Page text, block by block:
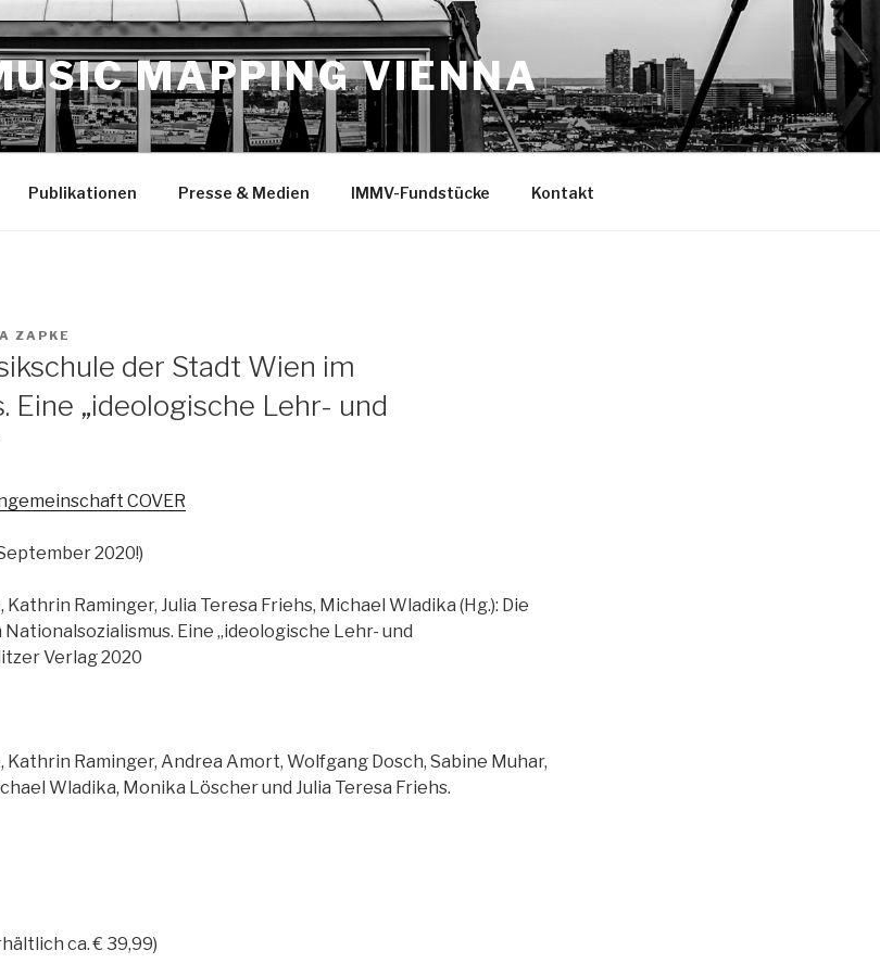
MAPPING VIENNA
Publikationen Presse & Medien IMMV-Fundstücke Kontakt
ZAPKE
der Stadt Wien im
Eine „ideologische Lehr- und
COVER
2020!)
Raminger, Julia Teresa Friehs, Michael Wladika (Hg.): Die
Eine „ideologische Lehr- und
Verlag 2020
Kathrin Raminger, Andrea Amort, Wolfgang Dosch, Sabine Muhar,
Wladika, Monika Löscher und Julia Teresa Friehs.
ca. € 39,99)